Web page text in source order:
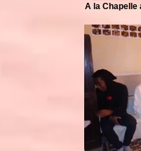
A la Chapelle